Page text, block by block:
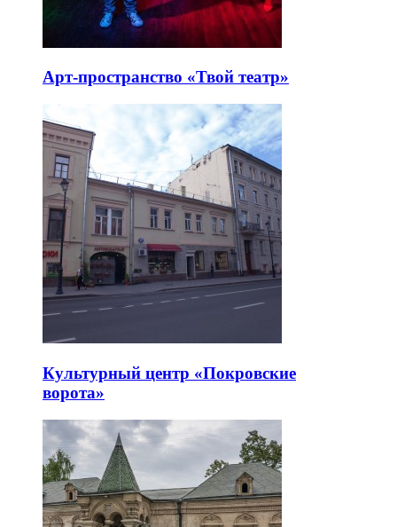
Арт-пространство «Твой театр»
Культурный центр «Покровские
ворота»